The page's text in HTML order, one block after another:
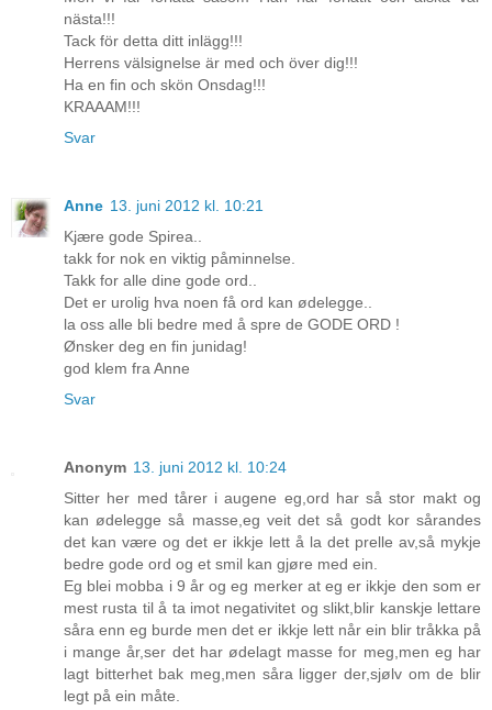
nästa!!!
Tack för detta ditt inlägg!!!
Herrens välsignelse är med och över dig!!!
Ha en fin och skön Onsdag!!!
KRAAAM!!!
Svar
Anne 13. juni 2012 kl. 10:21
Kjære gode Spirea..
takk for nok en viktig påminnelse.
Takk for alle dine gode ord..
Det er urolig hva noen få ord kan ødelegge..
la oss alle bli bedre med å spre de GODE ORD !
Ønsker deg en fin junidag!
god klem fra Anne
Svar
Anonym 13. juni 2012 kl. 10:24
Sitter her med tårer i augene eg,ord har så stor makt og
kan ødelegge så masse,eg veit det så godt kor sårandes
det kan være og det er ikkje lett å la det prelle av,så mykje
bedre gode ord og et smil kan gjøre med ein.
Eg blei mobba i 9 år og eg merker at eg er ikkje den som er
mest rusta til å ta imot negativitet og slikt,blir kanskje lettare
såra enn eg burde men det er ikkje lett når ein blir tråkka på
i mange år,ser det har ødelagt masse for meg,men eg har
lagt bitterhet bak meg,men såra ligger der,sjølv om de blir
legt på ein måte.